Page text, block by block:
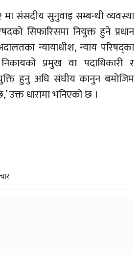
मा संसदीय सुनुवाइ सम्बन्धी व्यवस्था
सिफारिसमा नियुक्त हुने प्रधान
न्यायाधीश, न्याय परिषद्का
प्रमुख वा पदाधिकारी र
हुनु अघि संघीय कानुन बमोजिम
धारामा भनिएको छ ।